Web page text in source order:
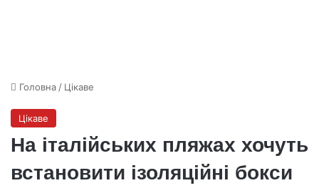
Головна / Цікаве
Цікаве
На італійських пляжах хочуть
встановити ізоляційні бокси